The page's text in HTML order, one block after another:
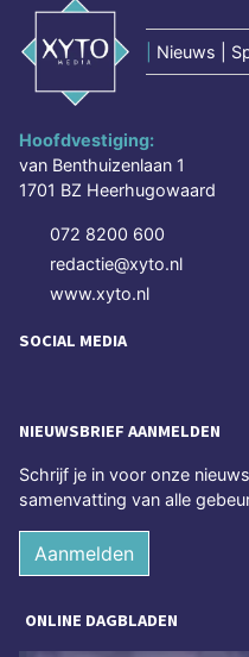
Nieuws |
Hoofdvestiging:
van Benthuizenlaan 1
1701 BZ Heerhugowaard
072 8200 600
redactie@xyto.nl
www.xyto.nl
SOCIAL MEDIA
NIEUWSBRIEF AANMELDEN
Schrijf je in voor onze
samenvatting van alle
Aanmelden
ONLINE DAGBLADEN